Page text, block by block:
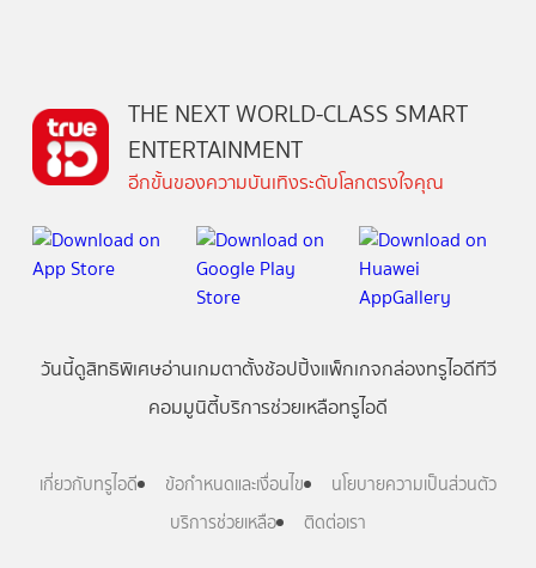
THE NEXT WORLD-CLASS SMART
ENTERTAINMENT
อีกขั้นของความบันเทิงระดับโลกตรงใจคุณ
วันนี้ดูสิทธิพิเศษอ่านเกมตาตั้งช้อปปิ้งแพ็กเกจกล่องทรูไอดีทีวี
คอมมูนิตี้บริการช่วยเหลือทรูไอดี
เกี่ยวกับทรูไอดี ข้อกำหนดและเงื่อนไข
นโยบายความเป็นส่วนตัว
บริการช่วยเหลือ
ติดต่อเรา